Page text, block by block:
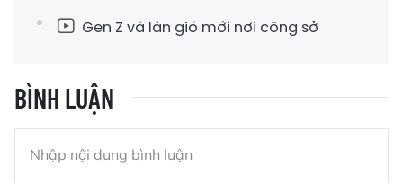
Gen Z và làn gió mới nơi công sở
BÌNH LUẬN